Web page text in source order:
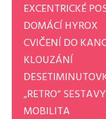
EXCENTRICKÉ
DOMÁCÍ HYROX
CVIČENÍ DO
KLOUZÁNÍ
„RETRO“
MOBILITA